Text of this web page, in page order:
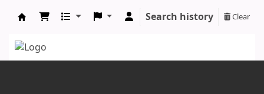
Search history Clear